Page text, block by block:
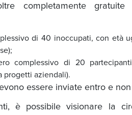
completamente
di 40 inoccupati, con età
complessivo di 20
progetti aziendali).
essere inviate entro e
è possibile visionare la